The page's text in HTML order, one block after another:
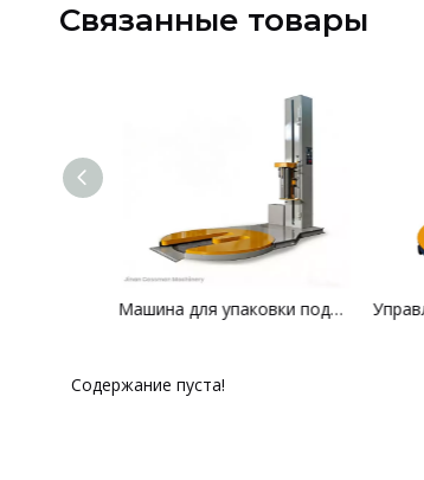
Связанные товары
Машина для упаковки поддонов типа M
Содержание пуста!